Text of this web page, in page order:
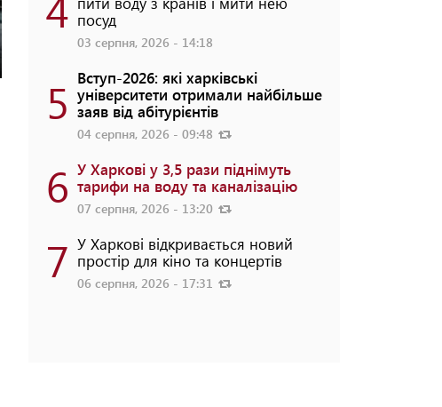
посуд
03 серпня, 2026 - 14:18
5 Вступ-2026: які харківські
університети отримали найбільше
заяв від абітурієнтів
04 серпня, 2026 - 09:48
6 У Харкові у 3,5 рази піднімуть
тарифи на воду та каналізацію
07 серпня, 2026 - 13:20
7 У Харкові відкривається новий
простір для кіно та концертів
06 серпня, 2026 - 17:31